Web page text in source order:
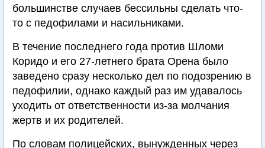
большинстве случаев бессильны сделать что-
то с педофилами и насильниками.
В течение последнего года против Шломи
Коридо и его 27-летнего брата Орена было
заведено сразу несколько дел по подозрению в
педофилии, однако каждый раз им удавалось
уходить от ответственности из-за молчания
жертв и их родителей.
По словам полицейских, вынужденных через